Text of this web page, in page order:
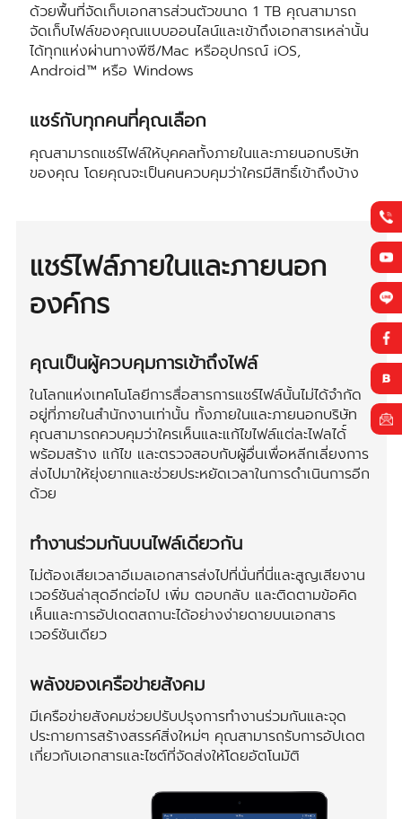
ด้วยพื้นที่จัดเก็บเอกสารส่วนตัวขนาด 1 TB คุณสามารถ
จัดเก็บไฟล์ของคุณแบบออนไลน์และเข้าถึงเอกสารเหล่านั้น
ได้ทุกแห่งผ่านทางพีซี/Mac หรืออุปกรณ์ iOS,
Android™ หรือ Windows
แชร์กับทุกคนที่คุณเลือก
คุณสามารถแชร์ไฟล์ให้บุคคลทั้งภายในและภายนอกบริษัท
ของคุณ โดยคุณจะเป็นคนควบคุมว่าใครมีสิทธิ์เข้าถึงบ้าง
แชร์ไฟล์ภายในและภายนอก
องค์กร
คุณเป็นผู้ควบคุมการเข้าถึงไฟล์
ในโลกแห่งเทคโนโลยีการสื่อสารการแชร์ไฟล์นั้นไม่ได้จำกัด
อยู่ที่ภายในสำนักงานเท่านั้น ทั้งภายในและภายนอกบริษัท
คุณสามารถควบคุมว่าใครเห็นและแก้ไขไฟล์แต่ละไฟลได้์
พร้อมสร้าง แก้ไข และตรวจสอบกับผู้อื่นเพื่อหลีกเลี่ยงการ
ส่งไปมาให้ยุ่งยากและช่วยประหยัดเวลาในการดำเนินการอีก
ด้วย
ทำงานร่วมกันบนไฟล์เดียวกัน
ไม่ต้องเสียเวลาอีเมลเอกสารส่งไปที่นั่นที่นี่และสูญเสียงาน
เวอร์ชันล่าสุดอีกต่อไป เพิ่ม ตอบกลับ และติดตามข้อคิด
เห็นและการอัปเดตสถานะได้อย่างง่ายดายบนเอกสาร
เวอร์ชันเดียว
พลังของเครือข่ายสังคม
มีเครือข่ายสังคมช่วยปรับปรุงการทำงานร่วมกันและจุด
ประกายการสร้างสรรค์สิ่งใหม่ๆ คุณสามารถรับการอัปเดต
เกี่ยวกับเอกสารและไซต์ที่จัดส่งให้โดยอัตโนมัติ